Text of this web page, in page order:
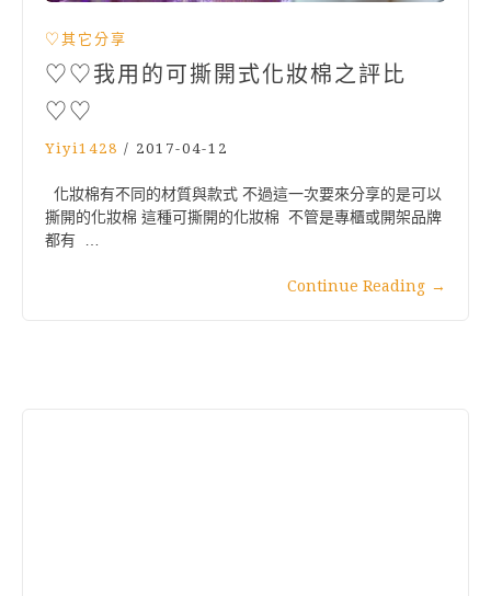
♡其它分享
♡♡我用的可撕開式化妝棉之評比
♡♡
Yiyi1428 / 2017-04-12
化妝棉有不同的材質與款式 不過這一次要來分享的是可以
撕開的化妝棉 這種可撕開的化妝棉 不管是專櫃或開架品牌
都有 …
Continue Reading →